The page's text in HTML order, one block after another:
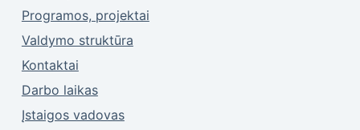
Programos, projektai
Valdymo struktūra
Kontaktai
Darbo laikas
Įstaigos vadovas